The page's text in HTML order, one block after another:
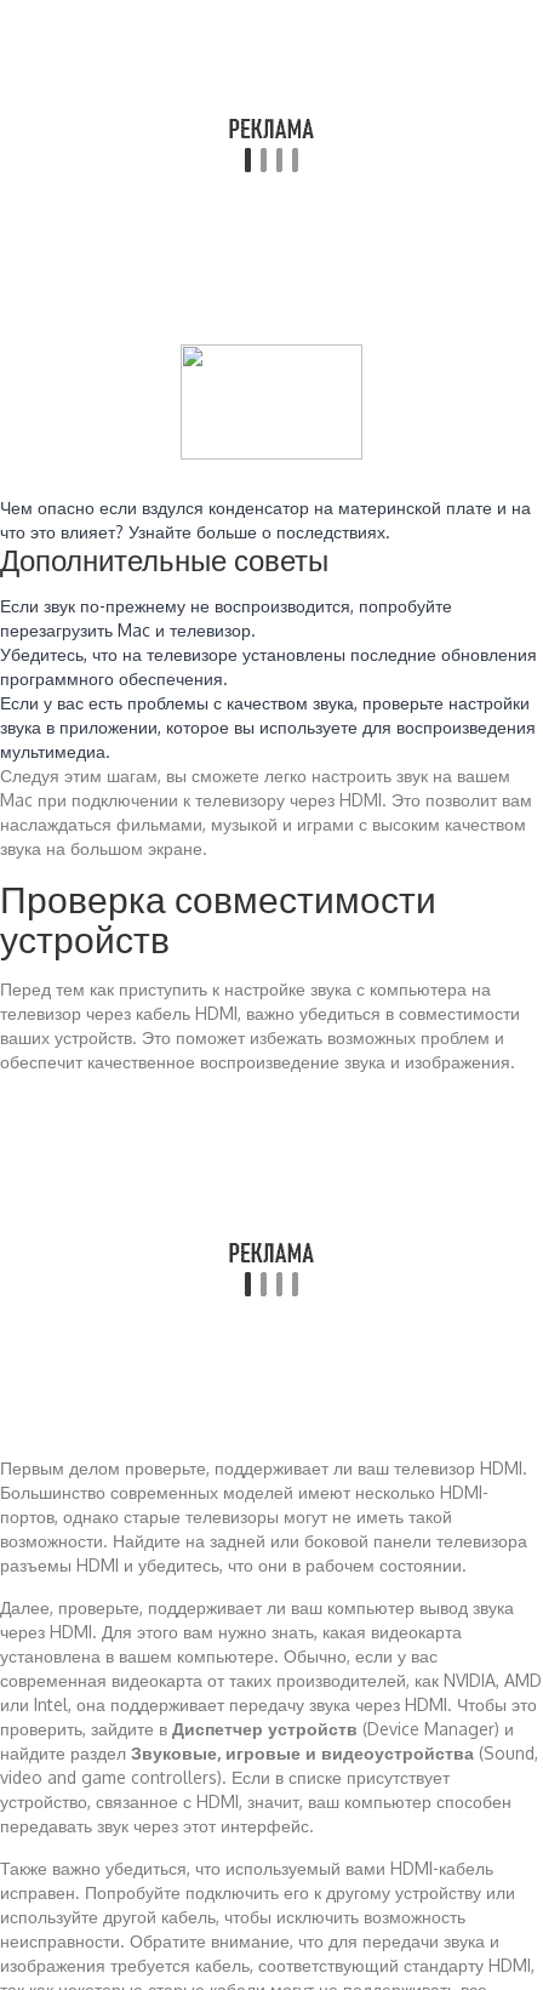
Чем опасно если вздулся конденсатор на материнской плате и на
что это влияет? Узнайте больше о последствиях.
Дополнительные советы
Если звук по-прежнему не воспроизводится, попробуйте
перезагрузить Mac и телевизор.
Убедитесь, что на телевизоре установлены последние обновления
программного обеспечения.
Если у вас есть проблемы с качеством звука, проверьте настройки
звука в приложении, которое вы используете для воспроизведения
мультимедиа.
Следуя этим шагам, вы сможете легко настроить звук на вашем
Mac при подключении к телевизору через HDMI. Это позволит вам
наслаждаться фильмами, музыкой и играми с высоким качеством
звука на большом экране.
Проверка совместимости
устройств
Перед тем как приступить к настройке звука с компьютера на
телевизор через кабель HDMI, важно убедиться в совместимости
ваших устройств. Это поможет избежать возможных проблем и
обеспечит качественное воспроизведение звука и изображения.
Первым делом проверьте, поддерживает ли ваш телевизор HDMI.
Большинство современных моделей имеют несколько HDMI-
портов, однако старые телевизоры могут не иметь такой
возможности. Найдите на задней или боковой панели телевизора
разъемы HDMI и убедитесь, что они в рабочем состоянии.
Далее, проверьте, поддерживает ли ваш компьютер вывод звука
через HDMI. Для этого вам нужно знать, какая видеокарта
установлена в вашем компьютере. Обычно, если у вас
современная видеокарта от таких производителей, как NVIDIA, AMD
или Intel, она поддерживает передачу звука через HDMI. Чтобы это
проверить, зайдите в Диспетчер устройств (Device Manager) и
найдите раздел Звуковые, игровые и видеоустройства (Sound,
video and game controllers). Если в списке присутствует
устройство, связанное с HDMI, значит, ваш компьютер способен
передавать звук через этот интерфейс.
Также важно убедиться, что используемый вами HDMI-кабель
исправен. Попробуйте подключить его к другому устройству или
используйте другой кабель, чтобы исключить возможность
неисправности. Обратите внимание, что для передачи звука и
изображения требуется кабель, соответствующий стандарту HDMI,